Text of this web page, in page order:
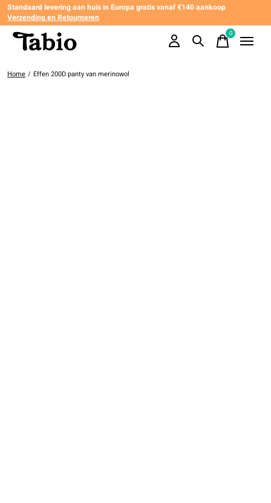
Standaard levering aan huis in Europa gratis vanaf €140 aankoop
Verzending en Retourneren
0items
Home / Effen 200D panty van merinowol